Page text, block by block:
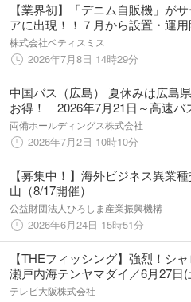
【業界初】「デニム自販機」が
アに出現！！７月から設置・運
SA
株式会社ベティスミス
2026年7月8日 14時29分
中国バス（広島） 夏休みは広島
お得！ 2026年7月21日～高速バ
賃均一キャンペーン」開始 対象
運賃が500円または1,500円均一で
両備ホールディングス株式会社
2026年7月2日 10時10分
【募集中！】海外ビジネス異業
山（8/17開催）
公益財団法人ひろしま産業振興機構
2026年6月24日 15時51分
【THEフィッシング】強烈！シ
瀬戸内海テンヤマダイ／6月27日(
テレビ大阪株式会社